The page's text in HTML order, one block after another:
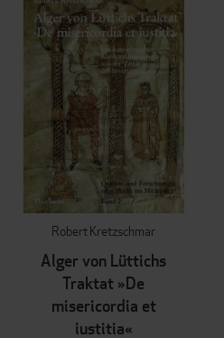
Robert Kretzschmar
Alger von Lüttichs
Traktat »De
misericordia et
iustitia«